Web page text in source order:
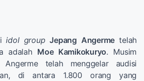
idol group Jepang Angerme telah
adalah Moe Kamikokuryo. Musim
telah menggelar audisi
di antara 1.800 orang yang